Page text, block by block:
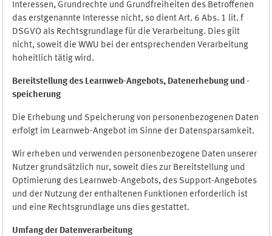
Interessen, Grundrechte und Grundfreiheiten des Betroffenen
das erstgenannte Interesse nicht, so dient Art. 6 Abs. 1 lit. f
DSGVO als Rechtsgrundlage für die Verarbeitung. Dies gilt
nicht, soweit die WWU bei der entsprechenden Verarbeitung
hoheitlich tätig wird.
Bereitstellung des Learnweb-Angebots, Datenerhebung und -
speicherung
Die Erhebung und Speicherung von personenbezogenen Daten
erfolgt im Learnweb-Angebot im Sinne der Datensparsamkeit.
Wir erheben und verwenden personenbezogene Daten unserer
Nutzer grundsätzlich nur, soweit dies zur Bereitstellung und
Optimierung des Learnweb-Angebots, des Support-Angebotes
und der Nutzung der enthaltenen Funktionen erforderlich ist
und eine Rechtsgrundlage uns dies gestattet.
Umfang der Datenverarbeitung